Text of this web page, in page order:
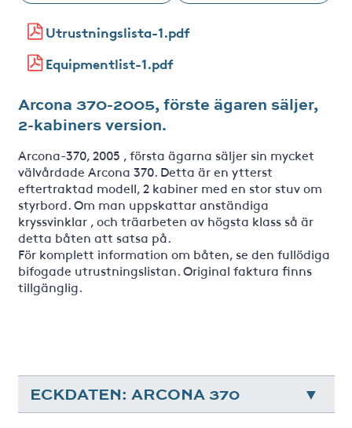
Utrustningslista-1.pdf
Equipmentlist-1.pdf
Arcona 370-2005, förste ägaren säljer,
2-kabiners version.
Arcona-370, 2005 , första ägarna säljer sin mycket
välvårdade Arcona 370. Detta är en ytterst
eftertraktad modell, 2 kabiner med en stor stuv om
styrbord. Om man uppskattar anständiga
kryssvinklar , och träarbeten av högsta klass så är
detta båten att satsa på.
För komplett information om båten, se den fullödiga
bifogade utrustningslistan. Original faktura finns
tillgänglig.
ECKDATEN: ARCONA 370